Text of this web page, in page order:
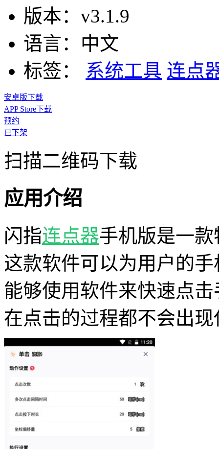
版本： v3.1.9
语言： 中文
标签：
系统工具 连点
安卓版下载
APP Store下载
预约
已下架
扫描二维码下载
应用介绍
闪指连点器手机版是一
这款软件可以为用户的
能够使用软件来快速点
在点击的过程都不会出